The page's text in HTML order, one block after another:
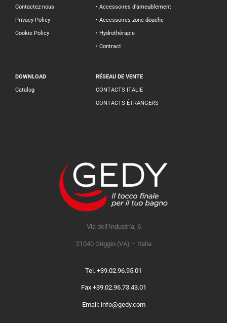
Contactez-nous
Privacy Policy
Cookie Policy
• Accessoires d’ameublement
• Accessoires zone douche
• Hydrothérapie
• Contract
DOWNLOAD
Catalog
RÉSEAU DE VENTE
CONTACTS ITALIE
CONTACTS ÉTRANGERS
Via dell’Industria, 6
21040 Origgio (VA) – Italia
Tel. +39.02.96.95.01
Fax +39.02.96.73.43.01
Email: info@gedy.com